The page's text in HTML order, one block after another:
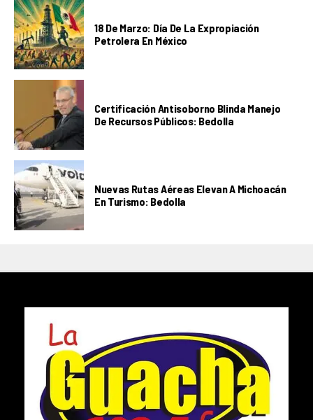
18 De Marzo: Día De La Expropiación
Petrolera En México
Certificación Antisoborno Blinda Manejo
De Recursos Públicos: Bedolla
Nuevas Rutas Aéreas Elevan A Michoacán
En Turismo: Bedolla